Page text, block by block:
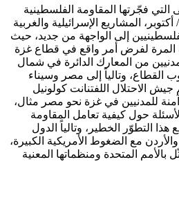
فجّرتها المقاومة الفلسطينية
المشاريع الإسرائيلية والغربية
إلى الواجهة من جديد، حيث
لفرض أمر واقع في قطاع غزة
من المعارك الدائرة في شمال
القطاع، وتالياً إلى مصر وسيناء
الاحتلال اللفتنانت كولونيل
للمدنيين في غزة نحو مصر مثال،
حول كيفية تعامل المقاومة
هذا التطوّر الخطير، وتالياً الدول
مع الضغوط الأمريكية الكبيرة،
بالأمم المتحدة ومنظماتها المعنية